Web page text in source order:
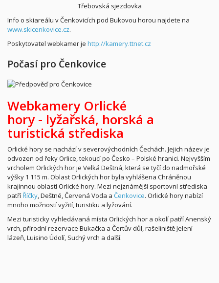
Třebovská sjezdovka
Info o skiareálu v Čenkovicích pod Bukovou horou najdete na
www.skicenkovice.cz.
Poskytovatel webkamer je http://kamery.ttnet.cz
Počasí pro Čenkovice
Webkamery Orlické
hory - lyžařská, horská a
turistická střediska
Orlické hory se nachází v severovýchodních Čechách. Jejich název je
odvozen od řeky Orlice, tekoucí po Česko – Polské hranici. Nejvyšším
vrcholem Orlických hor je Velká Deštná, která se tyčí do nadmořské
výšky 1 115 m. Oblast Orlických hor byla vyhlášena Chráněnou
krajinnou oblastí Orlické hory. Mezi nejznámější sportovní střediska
patří Říčky, Deštné, Červená Voda a Čenkovice. Orlické hory nabízí
mnoho možností vyžití, turistiku a lyžování.
Mezi turisticky vyhledávaná místa Orlických hor a okolí patří Anenský
vrch, přírodní rezervace Bukačka a Čertův důl, rašeliniště Jelení
lázeň, Luisino Údolí, Suchý vrch a další.